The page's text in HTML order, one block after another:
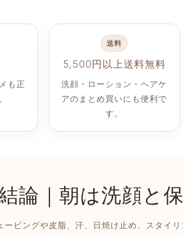
も正
送料
5,500円以上送料無料
洗顔・ローション・ヘアケ
アのまとめ買いにも便利で
す。
論｜朝は洗顔と
ービングや皮脂、汗、日焼け止め、スタイ